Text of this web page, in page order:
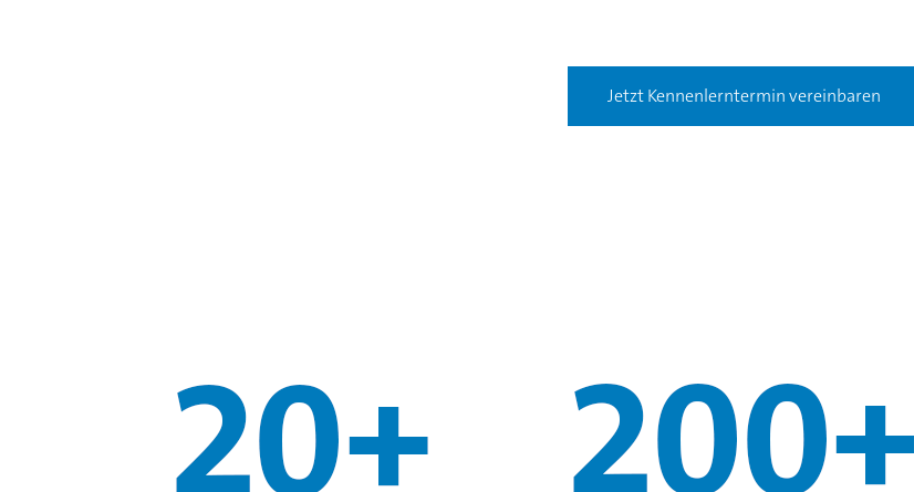
Jetzt Kennenlerntermin vereinbaren